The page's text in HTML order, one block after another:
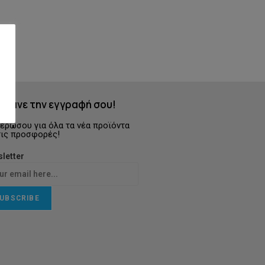
Κάνε την εγγραφή σου!
για όλα τα νέα προϊόντα
προσφορές!